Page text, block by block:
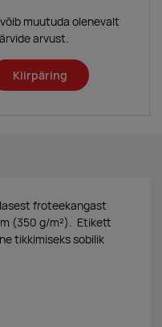
muutuda olenevalt
arvust.
Kiirpäring
froteekangast
(350 g/m²). Etikett
tikkimiseks sobilik